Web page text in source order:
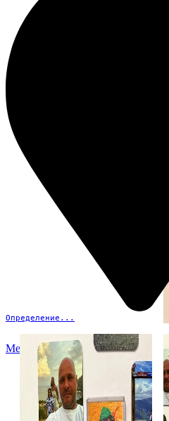
Определение...
Меню